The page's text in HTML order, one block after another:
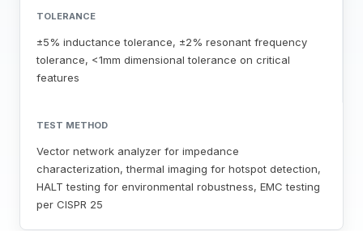
TOLERANCE
±5% inductance tolerance, ±2% resonant frequency
tolerance, <1mm dimensional tolerance on critical
features
TEST METHOD
Vector network analyzer for impedance
characterization, thermal imaging for hotspot detection,
HALT testing for environmental robustness, EMC testing
per CISPR 25